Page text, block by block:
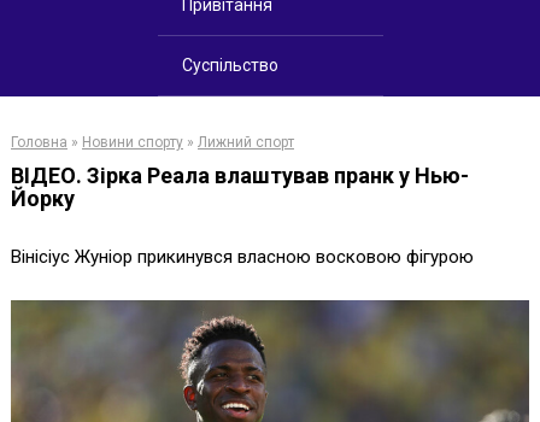
Привітання
Суспільство
Головна » Новини спорту » Лижний спорт
ВІДЕО. Зірка Реала влаштував пранк у Нью-
Йорку
Вінісіус Жуніор прикинувся власною восковою фігурою